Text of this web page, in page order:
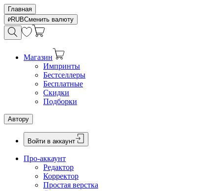
Главная
RUBСменить валюту
Магазин
Импринты
Бестселлеры
Бесплатные
Скидки
Подборки
Автору
Войти в аккаунт
Про-аккаунт
Редактор
Корректор
Простая верстка